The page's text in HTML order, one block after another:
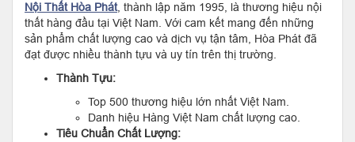
Nội Thất Hòa Phát, thành lập năm 1995, là thương hiệu nội
thất hàng đầu tại Việt Nam. Với cam kết mang đến những
sản phẩm chất lượng cao và dịch vụ tận tâm, Hòa Phát đã
đạt được nhiều thành tựu và uy tín trên thị trường.
Thành Tựu:
Top 500 thương hiệu lớn nhất Việt Nam.
Danh hiệu Hàng Việt Nam chất lượng cao.
Tiêu Chuẩn Chất Lượng: